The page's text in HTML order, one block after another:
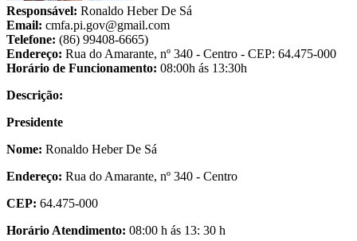
Responsável: Ronaldo Heber De Sá
Email: cmfa.pi.gov@gmail.com
Telefone: (86) 99408-6665)
Endereço: Rua do Amarante, nº 340 - Centro - CEP: 64.475-000
Horário de Funcionamento: 08:00h ás 13:30h
Descrição:
Presidente
Nome: Ronaldo Heber De Sá
Endereço: Rua do Amarante, nº 340 - Centro
CEP: 64.475-000
Horário Atendimento: 08:00 h ás 13: 30 h